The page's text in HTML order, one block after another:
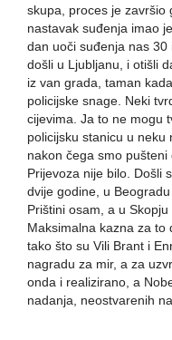
skupa, proces je završio
nastavak suđenja imao
dan uoči suđenja nas
došli u Ljubljanu, i otišli
iz van grada, taman
policijske snage. Neki
cijevima. Ja to ne mogu
policijsku stanicu u neku
nakon čega smo
Prijevoza nije bilo. Došli
dvije godine, u
Prištini osam, a u
Maksimalna kazna za to
tako što su Vili Brant i
nagradu za mir, a za
onda i realizirano, a
nadanja, neostvarenih